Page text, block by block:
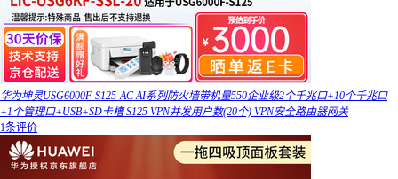
华为坤灵USG6000F-S125-AC AI系列防火墙带机量550企业级2个千兆口+10个千兆口
+1个管理口+USB+SD卡槽 S125 VPN并发用户数(20个) VPN安全路由器网关
1条评价